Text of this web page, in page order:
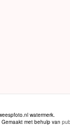
watermerk.
Gemaakt met behulp van